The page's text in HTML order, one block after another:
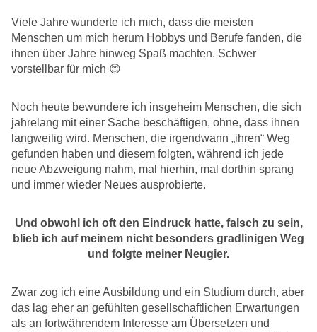
Viele Jahre wunderte ich mich, dass die meisten
Menschen um mich herum Hobbys und Berufe fanden, die
ihnen über Jahre hinweg Spaß machten. Schwer
vorstellbar für mich 😊
Noch heute bewundere ich insgeheim Menschen, die sich
jahrelang mit einer Sache beschäftigen, ohne, dass ihnen
langweilig wird. Menschen, die irgendwann „ihren“ Weg
gefunden haben und diesem folgten, während ich jede
neue Abzweigung nahm, mal hierhin, mal dorthin sprang
und immer wieder Neues ausprobierte.
Und obwohl ich oft den Eindruck hatte, falsch zu sein,
blieb ich auf meinem nicht besonders gradlinigen Weg
und folgte meiner Neugier.
Zwar zog ich eine Ausbildung und ein Studium durch, aber
das lag eher an gefühlten gesellschaftlichen Erwartungen
als an fortwährendem Interesse am Übersetzen und